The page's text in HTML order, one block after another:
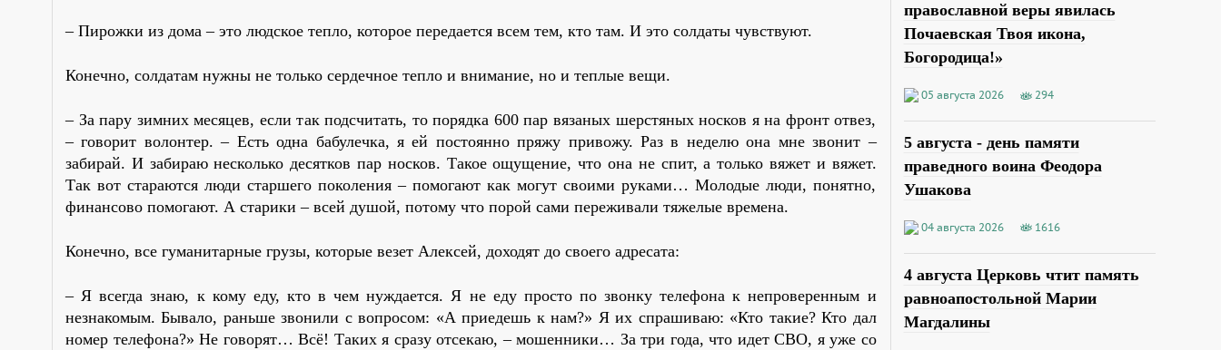
– Пирожки из дома – это людское тепло, которое передается всем тем, кто там. И это солдаты чувствуют.
Конечно, солдатам нужны не только сердечное тепло и внимание, но и теплые вещи.
– За пару зимних месяцев, если так подсчитать, то порядка 600 пар вязаных шерстяных носков я на фронт отвез,
– говорит волонтер. – Есть одна бабулечка, я ей постоянно пряжу привожу. Раз в неделю она мне звонит –
забирай. И забираю несколько десятков пар носков. Такое ощущение, что она не спит, а только вяжет и вяжет.
Так вот стараются люди старшего поколения – помогают как могут своими руками… Молодые люди, понятно,
финансово помогают. А старики – всей душой, потому что порой сами переживали тяжелые времена.
Конечно, все гуманитарные грузы, которые везет Алексей, доходят до своего адресата:
– Я всегда знаю, к кому еду, кто в чем нуждается. Я не еду просто по звонку телефона к непроверенным и
незнакомым. Бывало, раньше звонили с вопросом: «А приедешь к нам?» Я их спрашиваю: «Кто такие? Кто дал
номер телефона?» Не говорят… Всё! Таких я сразу отсекаю, – мошенники… За три года, что идет СВО, я уже со
православной веры явилась
Почаевская Твоя икона,
Богородица!»
05 августа 2026 294
5 августа - день памяти
праведного воина Феодора
Ушакова
04 августа 2026 1616
4 августа Церковь чтит память
равноапостольной Марии
Магдалины